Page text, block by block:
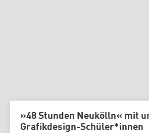
»48 Stunden Neukölln« mit
Grafikdesign-Schüler*innen